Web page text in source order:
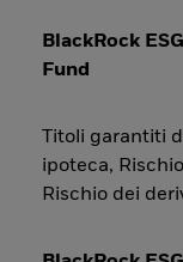
BlackRock
Fund
Titoli garantiti
ipoteca,
Rischio dei